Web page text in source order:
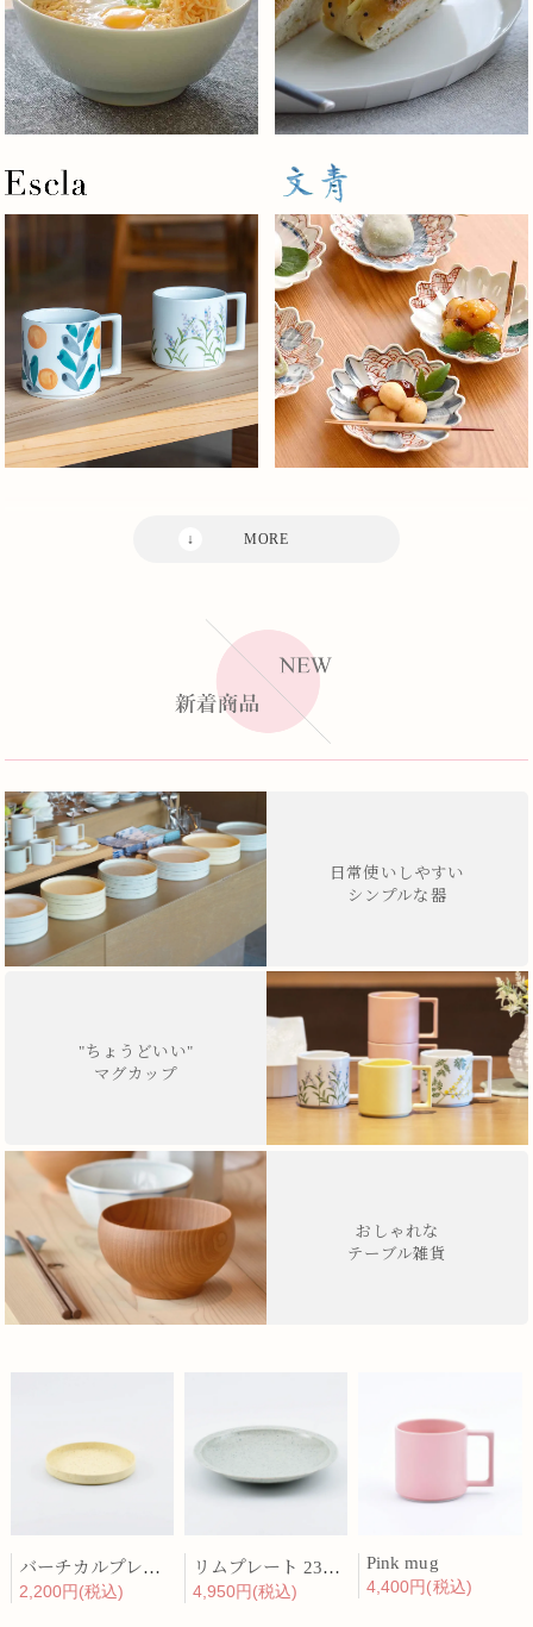
日常使いしやすい
シンプルな器
"ちょうどいい"
マグカップ
おしゃれな
テーブル雑貨
バーチカルプレート 15cm 化粧土
2,200円(税込)
リムプレート 23cm 呉須散
4,950円(税込)
Pink mug
4,400円(税込)